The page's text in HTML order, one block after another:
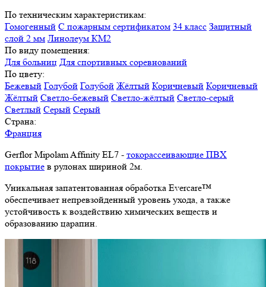
По техническим характеристикам:
Гомогенный С пожарным сертификатом 34 класс Защитный
слой 2 мм Линолеум КМ2
По виду помещения:
Для больниц Для спортивных соревнований
По цвету:
Бежевый Голубой Голубой Жёлтый Коричневый Коричневый
Жёлтый Светло-бежевый Светло-жёлтый Светло-серый
Светлый Серый Серый
Страна:
Франция
Gerflor Mipolam Affinity EL7 - токорассеивающие ПВХ
покрытие в рулонах шириной 2м.
Уникальная запатентованная обработка Evercare™
обеспечивает непревзойденный уровень ухода, а также
устойчивость к воздействию химических веществ и
образованию царапин.